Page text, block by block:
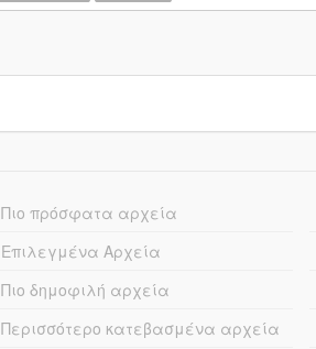
Πιο πρόσφατα αρχεία
Επιλεγμένα Αρχεία
Πιο δημοφιλή αρχεία
Περισσότερο κατεβασμένα αρχεία